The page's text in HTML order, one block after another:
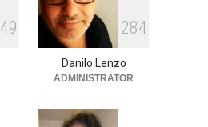
E tu hai paura del buio?
cultura società 1 Aprile 2024
49 284
Danilo Lenzo
ADMINISTRATOR